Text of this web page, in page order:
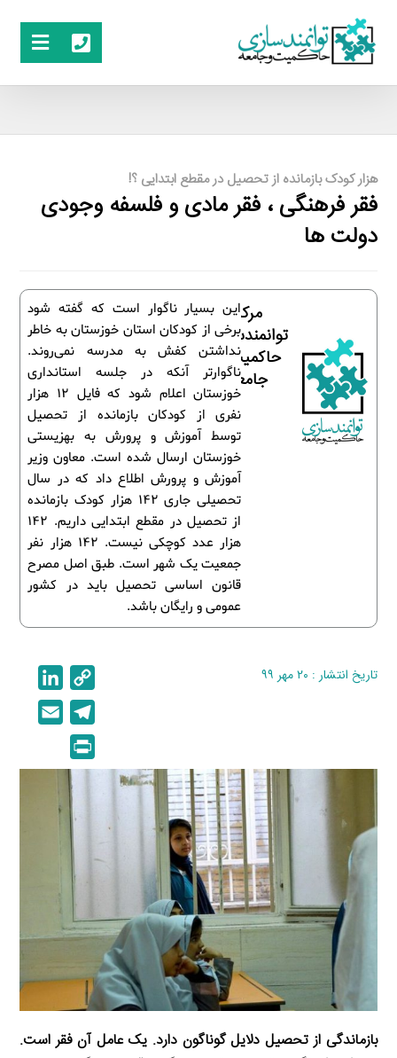
هزار کودک بازمانده از تحصیل در مقطع ابتدایی ؟!
فقر فرهنگی ، فقر مادی و فلسفه وجودی
دولت ها
این بسیار ناگوار است که گفته شود
برخی از کودکان استان خوزستان به خاطر
نداشتن کفش به مدرسه نمی‌روند.
ناگوارتر آنکه در جلسه استانداری
خوزستان اعلام شود که فایل ۱۲ هزار
نفری از کودکان بازمانده از تحصیل
توسط آموزش و پرورش به بهزیستی
خوزستان ارسال شده است. معاون وزیر
آموزش و پرورش اطلاع داد که در سال
تحصیلی جاری ۱۴۲ هزار کودک بازمانده
از تحصیل در مقطع ابتدایی داریم. ۱۴۲
هزار عدد کوچکی نیست. ۱۴۲ هزار نفر
جمعیت یک شهر است. طبق اصل مصرح
قانون اساسی تحصیل باید در کشور
عمومی و رایگان باشد.
مرکز
توانمندسازی
حاکمیت و
جامعه
تاریخ انتشار : ۲۰ مهر ۹۹
o
p
y
L
i
n
i
n
e
e
l
e
g
r
r
i
n
t
بازماندگی از تحصیل دلایل گوناگون دارد. یک عامل آن فقر است.